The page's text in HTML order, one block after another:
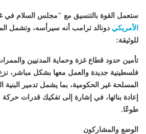
ستعمل القوة بالتنسيق مع "مجلس السلام في
الأمريكي دونالد ترامب أنه سيرأسه، وتشمل
للوثيقة:
تأمين حدود قطاع غزة وحماية المدنيين
فلسطينية جديدة والعمل معها بشكل مباشر،
المسلحة غير الحكومية، بما يشمل تدمير البنية
إعادة بنائها، في إشارة إلى تفكيك قدرات
طوعًا.
الوضع والمشاركون